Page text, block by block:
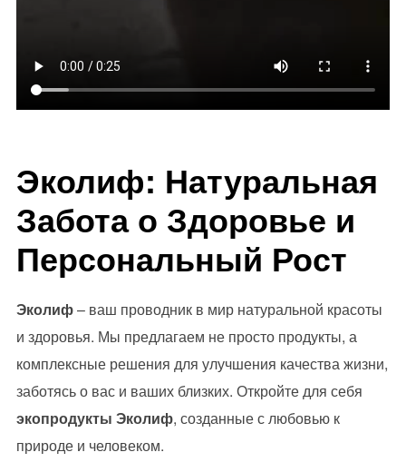
Эколиф: Натуральная
Забота о Здоровье и
Персональный Рост
Эколиф– ваш проводник в мир натуральной красоты
и здоровья. Мы предлагаем не просто продукты, а
комплексные решения для улучшения качества жизни,
заботясь о вас и ваших близких. Откройте для себя
экопродукты Эколиф, созданные с любовью к
природе и человеком.